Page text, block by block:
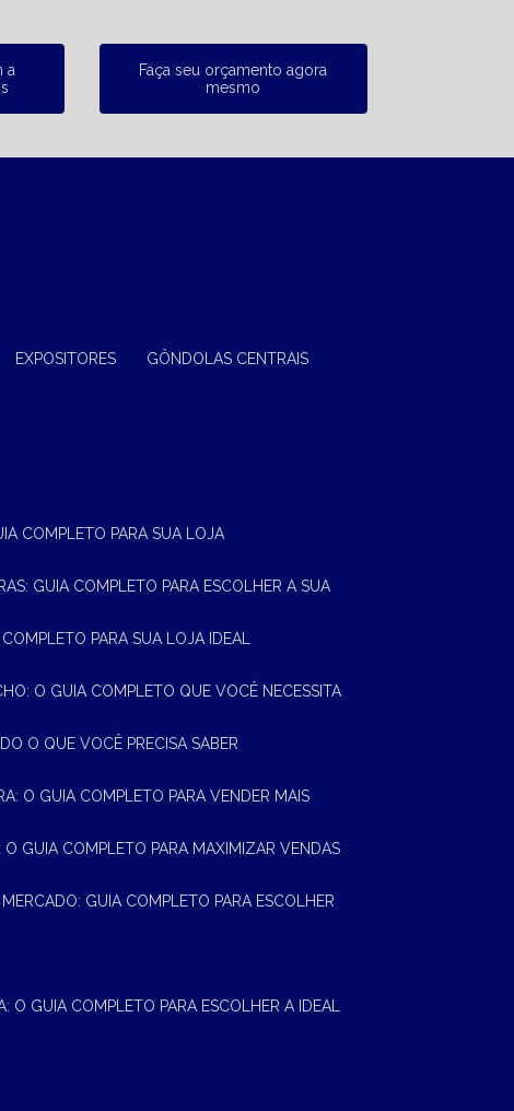
a
Faça seu orçamento agora
mesmo
EXPOSITORES GÔNDOLAS CENTRAIS
COMPLETO PARA SUA LOJA
GUIA COMPLETO PARA ESCOLHER A SUA
PARA SUA LOJA IDEAL
O GUIA COMPLETO QUE VOCÊ NECESSITA
O QUE VOCÊ PRECISA SABER
O GUIA COMPLETO PARA VENDER MAIS
O GUIA COMPLETO PARA MAXIMIZAR VENDAS
MERCADO: GUIA COMPLETO PARA ESCOLHER
O GUIA COMPLETO PARA ESCOLHER A IDEAL